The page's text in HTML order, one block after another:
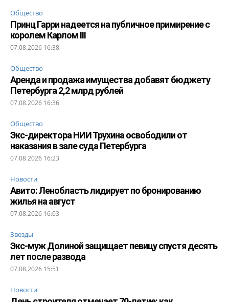
Общество
Принц Гарри надеется на публичное примирение с
королем Карлом III
07.08.2026 16:38
Общество
Аренда и продажа имущества добавят бюджету
Петербурга 2,2 млрд рублей
07.08.2026 16:36
Общество
Экс-директора НИИ Трухина освободили от
наказания в зале суда Петербурга
07.08.2026 16:23
Новости
Авито: Ленобласть лидирует по бронированию
жилья на август
07.08.2026 16:03
Звезды
Экс-муж Долиной защищает певицу спустя десять
лет после развода
07.08.2026 15:51
Новости